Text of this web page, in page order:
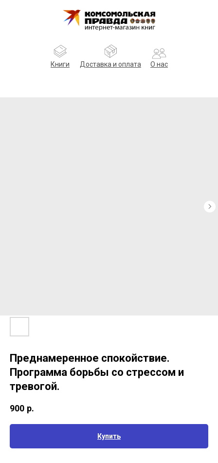
Книги Доставка и оплата О нас
Преднамеренное спокойствие.
Программа борьбы со стрессом и
тревогой.
900 р.
Купить